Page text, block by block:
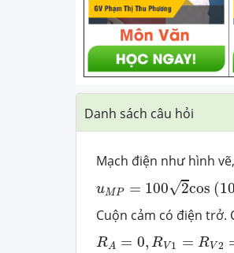
Danh sách câu hỏi
Mạch điện như hình
uMP = 100√2cos (
1002 os 100π
Cuộn cảm có điện trở.
RA = 0, RV1 = RV2
RA R V1 =∞